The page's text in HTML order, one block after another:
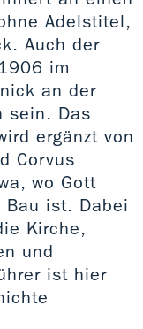
Adelstitel,
Auch der
im
an der
sein. Das
ergänzt von
Corvus
wo Gott
ist. Dabei
Kirche,
und
ist hier